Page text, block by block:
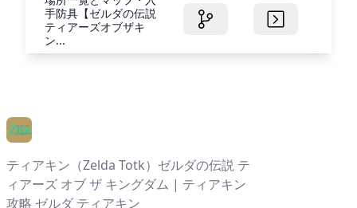
手防具【ゼルダの伝説
ティアーズオブザキ
ン...
ティアキン（Zelda Totk）ゼルダの伝説 テ
ィアーズ オブ ザ キングダム | ティアキン
攻略 ゼルダ ティアキン